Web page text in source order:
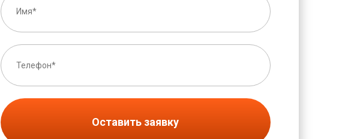
Оставить заявку